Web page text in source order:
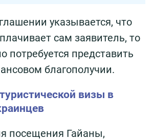
указывается, что
сам заявитель, то
потребуется представить
благополучии.
визы в
посещения Гайаны,